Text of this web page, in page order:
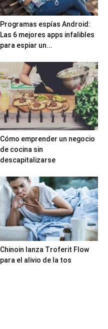
Programas espías Android:
Las 6 mejores apps infalibles
para espiar un...
Cómo emprender un negocio
de cocina sin
descapitalizarse
Chinoin lanza Troferit Flow
para el alivio de la tos